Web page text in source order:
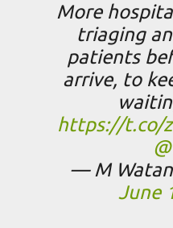
More
triaging
patients
arrive, to
https://t.co/
— M
June